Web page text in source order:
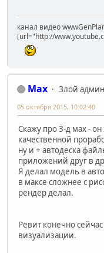
канал видео
[url="http://
Max
Злой
05 октября 2015, 10:02:40
Скажу про 3-д мах -
качественной
ну и + автодеска
приложений друг в
Я делал модель в
в максе сложнее с
рендер делал.
Ревит конечно
визуализации.